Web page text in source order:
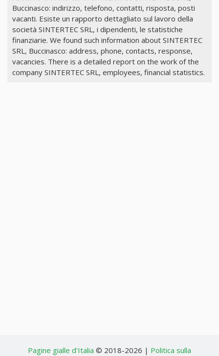
Buccinasco: indirizzo, telefono, contatti, risposta, posti
vacanti. Esiste un rapporto dettagliato sul lavoro della
società SINTERTEC SRL, i dipendenti, le statistiche
finanziarie. We found such information about SINTERTEC
SRL, Buccinasco: address, phone, contacts, response,
vacancies. There is a detailed report on the work of the
company SINTERTEC SRL, employees, financial statistics.
Pagine gialle d'Italia © 2018-2026 | Politica sulla